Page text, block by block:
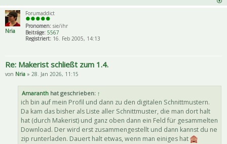
Nria
Forumaddict
Pronomen: sie/ihr
Beiträge: 5567
Registriert: 16. Feb 2005, 14:13
Re: Makerist schließt zum 1.4.
von Nria » 28. Jan 2026, 11:15
Amaranth hat geschrieben: ↑
ich bin auf mein Profil und dann zu den digitalen Schnittmustern.
Da kam das bisher als Liste aller Schnittmuster, die man dort halt
hat (durch Makerist) und ganz oben dann ein Feld für gesammelten
Download. Der wird erst zusammengestellt und dann kannst du ne
zip runterladen. Dauert halt etwas, wenn man einiges hat